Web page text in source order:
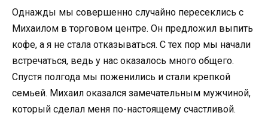
Однажды мы совершенно случайно пересеклись с
Михаилом в торговом центре. Он предложил выпить
кофе, а я не стала отказываться. С тех пор мы начали
встречаться, ведь у нас оказалось много общего.
Спустя полгода мы поженились и стали крепкой
семьей. Михаил оказался замечательным мужчиной,
который сделал меня по-настоящему счастливой.